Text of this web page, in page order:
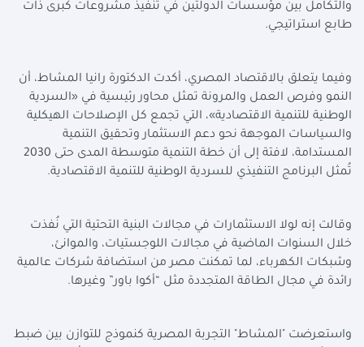
والتكامل بين مؤسسات الدولتين في تنفيذ مشروعات كبرى ذات
طابع استراتيجي.
وفيما يتعلق بالاقتصاد المصري، أكدت الدكتورة رانيا المشاط، أن
النمو وفرص العمل والمرونة تمثل محاور رئيسية في «السردية
الوطنية للتنمية الاقتصادية»، التي تجمع كل الإصلاحات الهيكلية
والسياسات الموجهة نحو دعم الاستثمار وتحقيق التنمية
المستدامة، لافتة إلى أن خطة التنمية متوسطة المدى حتى 2030
تُمثل البرنامج التنفيذي للسردية الوطنية للتنمية الاقتصادية.
وقالت إنه لولا الاستثمارات في مجالات البنية التحتية التي نُفذت
خلال السنوات الماضية في مجالات اللوجستيات، والموانئ،
وشبكات الكهرباء، لما تمكنت مصر من استضافة شركات عالمية
رائدة في مجال الطاقة المتجددة مثل “أكوا باور” وغيرها.
واستعرضت "المشاط" التجربة المصرية كنموذج للتوازن بين ضبط